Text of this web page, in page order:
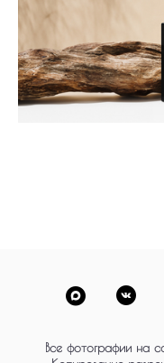
Все фотографии на